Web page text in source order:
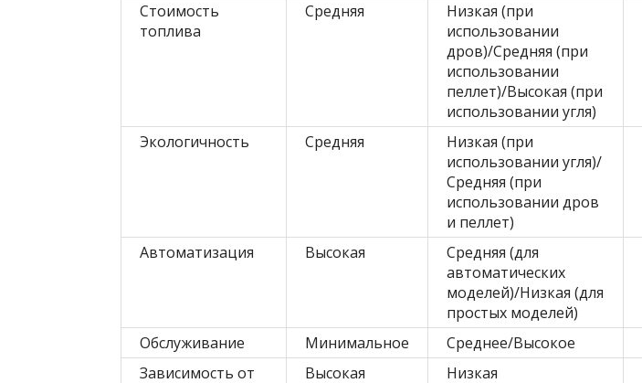
Стоимость
топлива
Средняя
Низкая (при
использовании
дров)/Средняя (при
использовании
пеллет)/Высокая (при
использовании угля)
Экологичность Средняя
Низкая (при
использовании угля)/
Средняя (при
использовании дров
и пеллет)
Автоматизация Высокая
Средняя (для
автоматических
моделей)/Низкая (для
простых моделей)
Обслуживание Минимальное Среднее/Высокое
Зависимость от
Высокая Низкая